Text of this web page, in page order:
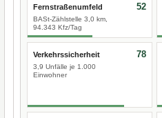
Fernstraßenumfeld
BASt-Zählstelle 3,0 km,
94.343 Kfz/Tag
52
Verkehrssicherheit
3,9 Unfälle je 1.000
Einwohner
78